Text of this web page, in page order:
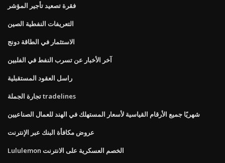
فقرة تصعيد تأجير المؤشر
التعريفات النفطية الصين
الاستثمار في الطاقة دونج
آخر الأخبار عن تسرب النفط في الفلبين
راسل العقود المستقبلية
تجارة الجملة tradelines
شهريًا جميع الأرقام القياسية لأسعار المستهلك في الهند للعمال الصناعيين
عروض مكافأة البنك عبر الإنترنت
Lululemon الخصم العسكرية على الانترنت